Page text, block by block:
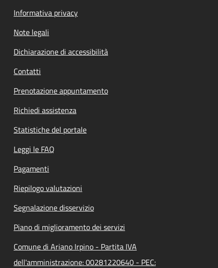
Informativa privacy
Note legali
Dichiarazione di accessibilità
Contatti
Prenotazione appuntamento
Richiedi assistenza
Statistiche del portale
Leggi le FAQ
Pagamenti
Riepilogo valutazioni
Segnalazione disservizio
Piano di miglioramento dei servizi
Comune di Ariano Irpino - Partita IVA
dell'amministrazione: 00281220640 - PEC: